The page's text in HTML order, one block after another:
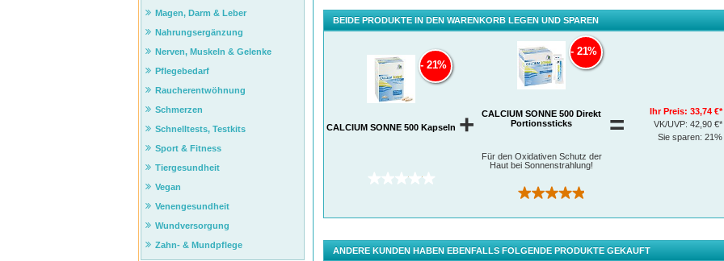
BEIDE PRODUKTE IN DEN WARENKORB LEGEN UND SPAREN
CALCIUM SONNE 500 Kapseln
(0)
21%
+
CALCIUM SONNE 500 Direkt
Portionssticks
Für den Oxidativen Schutz der
Haut bei Sonnenstrahlung!
(22)
21%
= Ihr Preis:33,74 €*
VK/UVP:42,90 €*
Sie sparen:21%
ANDERE KUNDEN HABEN EBENFALLS FOLGENDE PRODUKTE GEKAUFT
Magen, Darm & Leber
Nahrungsergänzung
Nerven, Muskeln & Gelenke
Pflegebedarf
Raucherentwöhnung
Schmerzen
Schnelltests, Testkits
Sport & Fitness
Tiergesundheit
Vegan
Venengesundheit
Wundversorgung
Zahn- & Mundpflege